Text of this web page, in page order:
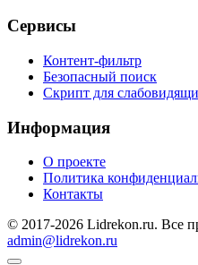
Сервисы
Контент-фильтр
Безопасный поиск
Скрипт для
Информация
О проекте
Политика
Контакты
© 2017-2026 Lidrekon.ru. Все
admin@lidrekon.ru